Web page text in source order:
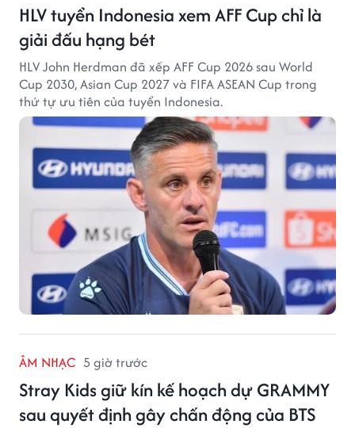
HLV tuyển Indonesia xem AFF Cup chỉ là
giải đấu hạng bét
HLV John Herdman đã xếp AFF Cup 2026 sau World
Cup 2030, Asian Cup 2027 và FIFA ASEAN Cup trong
thứ tự ưu tiên của tuyển Indonesia.
ÂM NHẠC 5 giờ trước
Stray Kids giữ kín kế hoạch dự GRAMMY
sau quyết định gây chấn động của BTS